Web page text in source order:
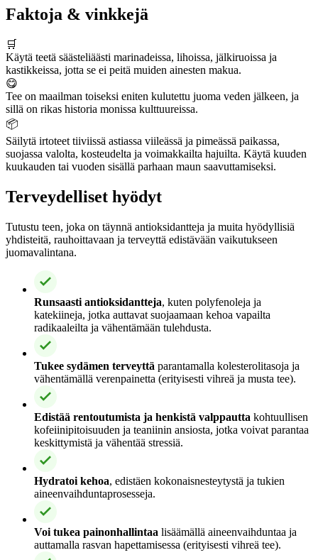
Faktoja & vinkkejä
🛒
Käytä teetä säästeliäästi marinadeissa, lihoissa, jälkiruoissa ja
kastikkeissa, jotta se ei peitä muiden ainesten makua.
😋
Tee on maailman toiseksi eniten kulutettu juoma veden jälkeen, ja
sillä on rikas historia monissa kulttuureissa.
📦
Säilytä irtoteet tiiviissä astiassa viileässä ja pimeässä paikassa,
suojassa valolta, kosteudelta ja voimakkailta hajuilta. Käytä kuuden
kuukauden tai vuoden sisällä parhaan maun saavuttamiseksi.
Terveydelliset hyödyt
Tutustu teen, joka on täynnä antioksidantteja ja muita hyödyllisiä
yhdisteitä, rauhoittavaan ja terveyttä edistävään vaikutukseen
juomavalintana.
Runsaasti antioksidantteja, kuten polyfenoleja ja
katekiineja, jotka auttavat suojaamaan kehoa vapailta
radikaaleilta ja vähentämään tulehdusta.
Tukee sydämen terveyttä parantamalla kolesterolitasoja ja
vähentämällä verenpainetta (erityisesti vihreä ja musta tee).
Edistää rentoutumista ja henkistä valppautta kohtuullisen
kofeiinipitoisuuden ja teaniinin ansiosta, jotka voivat parantaa
keskittymistä ja vähentää stressiä.
Hydratoi kehoa, edistäen kokonaisnesteytystä ja tukien
aineenvaihduntaprosesseja.
Voi tukea painonhallintaa lisäämällä aineenvaihduntaa ja
auttamalla rasvan hapettamisessa (erityisesti vihreä tee).